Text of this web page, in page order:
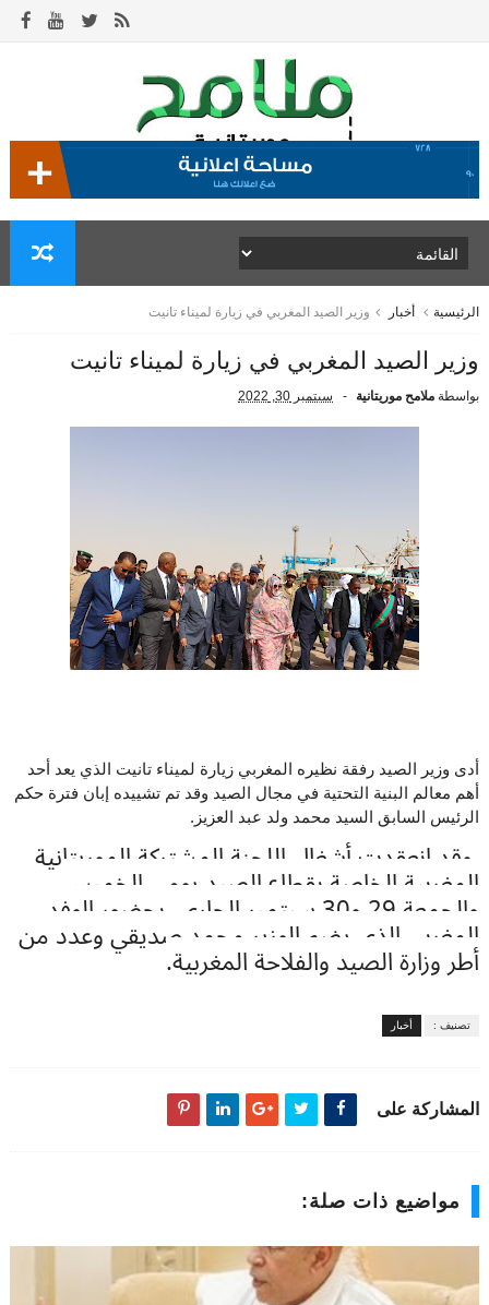
الرئيسية أخبار وزير الصيد المغربي في زيارة لميناء تانيت
وزير الصيد المغربي في زيارة لميناء تانيت
بواسطة ملامح موريتانية سبتمبر 30, 2022
أدى وزير الصيد رفقة نظيره المغربي زيارة لميناء تانيت الذي يعد أحد
أهم معالم البنية التحتية في مجال الصيد وقد تم تشييده إبان فترة حكم
الرئيس السابق السيد محمد ولد عبد العزيز.
وقد انعقدت أشغال اللجنة المشتركة الموريتانية
المغربية الخاصة بقطاع الصيد يومي الخميس
والجمعة 29 و30 سبتمبر الجاري، بحضور الوفد
المغربي الذي يضم الوزير محمد صديقي وعدد من
أطر وزارة الصيد والفلاحة المغربية.
تصنيف : أخبار
المشاركة على
مواضيع ذات صلة: